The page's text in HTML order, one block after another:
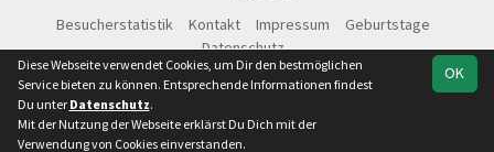
Team
Geomix
Spielplan
Besucherstatistik Kontakt Impressum
Geburtstage
Datenschutz
OK
Diese Webseite verwendet Cookies, um Dir den bestmöglichen
Service bieten zu können. Entsprechende Informationen findest
Du unter Datenschutz.
Mit der Nutzung der Webseite erklärst Du Dich mit der
Verwendung von Cookies einverstanden.